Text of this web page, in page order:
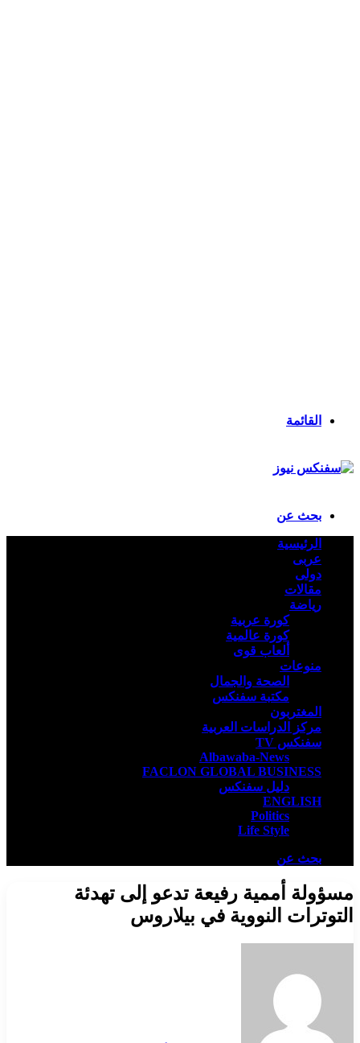
القائمة
بحث عن
الرئيسية
عربى
دولى
مقالات
رياضة
كورة عربية
كورة عالمية
ألعاب قوى
منوعات
الصحة والجمال
مكتبة سفنكس
المغتربون
مركز الدراسات العربية
سفنكس TV
Albawaba-News
FACLON GLOBAL BUSINESS
دليل سفنكس
ENGLISH
Politics
Life Style
بحث عن
مسؤولة أممية رفيعة تدعو إلى تهدئة
التوترات النووية في بيلاروس